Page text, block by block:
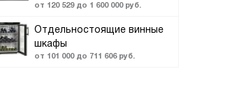
от 120 529 до 1 600 000 руб.
Отдельностоящие винные
шкафы
от 101 000 до 711 606 руб.